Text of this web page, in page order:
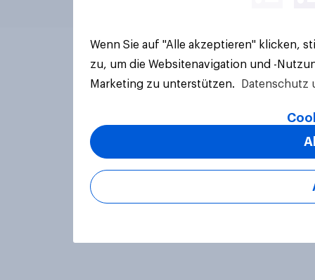
Wenn Sie auf "Alle akzeptieren" klicken,
zu, um die Websitenavigation und -
Marketing zu unterstützen.
Datenschutz